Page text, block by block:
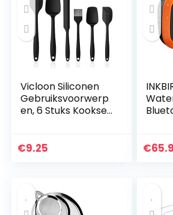
Vicloon Siliconen
Gebruiksvoorwerp
en, 6 Stuks Kookset
Antiaanbaklaag en
€9.25 €